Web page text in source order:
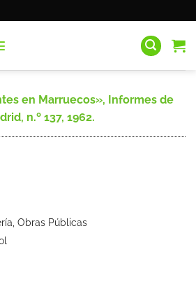
en Marruecos», Informes de
n.º 137, 1962.
Obras Públicas